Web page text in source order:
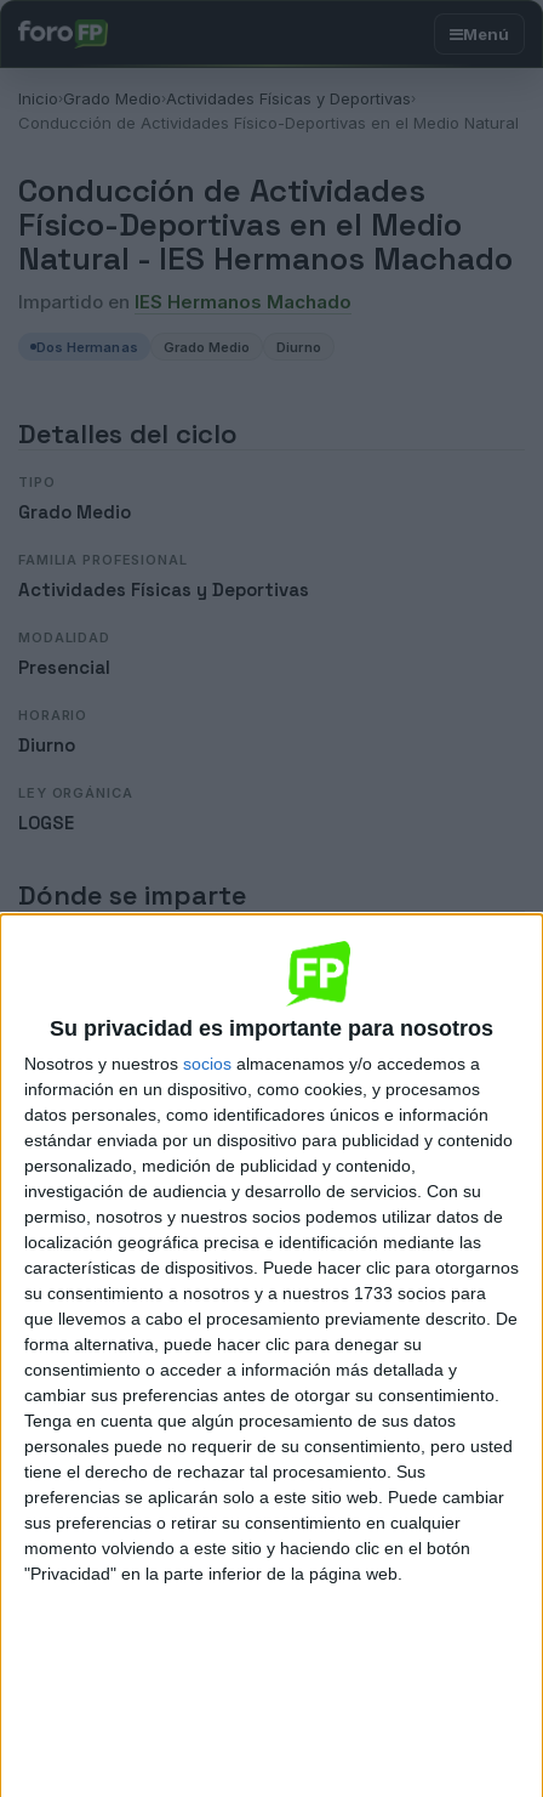
Su privacidad es importante para nosotros
Nosotros y nuestros socios almacenamos y/o accedemos a
información en un dispositivo, como cookies, y procesamos
datos personales, como identificadores únicos e información
estándar enviada por un dispositivo para publicidad y contenido
personalizado, medición de publicidad y contenido,
investigación de audiencia y desarrollo de servicios. Con su
permiso, nosotros y nuestros socios podemos utilizar datos de
localización geográfica precisa e identificación mediante las
características de dispositivos. Puede hacer clic para otorgarnos
su consentimiento a nosotros y a nuestros 1733 socios para
que llevemos a cabo el procesamiento previamente descrito. De
forma alternativa, puede hacer clic para denegar su
consentimiento o acceder a información más detallada y
cambiar sus preferencias antes de otorgar su consentimiento.
Tenga en cuenta que algún procesamiento de sus datos
personales puede no requerir de su consentimiento, pero usted
tiene el derecho de rechazar tal procesamiento. Sus
preferencias se aplicarán solo a este sitio web. Puede cambiar
sus preferencias o retirar su consentimiento en cualquier
momento volviendo a este sitio y haciendo clic en el botón
"Privacidad" en la parte inferior de la página web.
Inicio›Grado Medio›Actividades Físicas y Deportivas›
Conducción de Actividades Físico-Deportivas en el Medio Natural
Conducción de Actividades
Físico-Deportivas en el Medio
Natural - IES Hermanos Machado
Impartido en IES Hermanos Machado
Dos Hermanas Grado Medio Diurno
Detalles del ciclo
TIPO
Grado Medio
FAMILIA PROFESIONAL
Actividades Físicas y Deportivas
MODALIDAD
Presencial
HORARIO
Diurno
LEY ORGÁNICA
LOGSE
Dónde se imparte
IES Hermanos Machado
Sede
Vía Flaminia, s/n
41089 Dos Hermanas, Sevilla
+
-
Leaflet
Explora más